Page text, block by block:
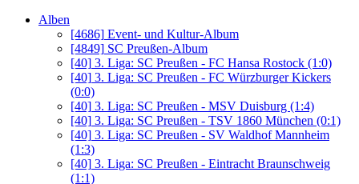
Alben
[4686] Event- und Kultur-Album
[4849] SC Preußen-Album
[40] 3. Liga: SC Preußen - FC Hansa Rostock (1:0)
[40] 3. Liga: SC Preußen - FC Würzburger Kickers
(0:0)
[40] 3. Liga: SC Preußen - MSV Duisburg (1:4)
[40] 3. Liga: SC Preußen - TSV 1860 München (0:1)
[40] 3. Liga: SC Preußen - SV Waldhof Mannheim
(1:3)
[40] 3. Liga: SC Preußen - Eintracht Braunschweig
(1:1)